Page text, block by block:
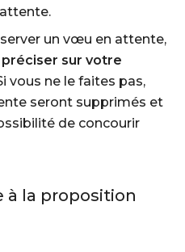
un vœu en attente,
préciser sur votre
vous ne le faites pas,
seront supprimés et
de concourir
à la proposition